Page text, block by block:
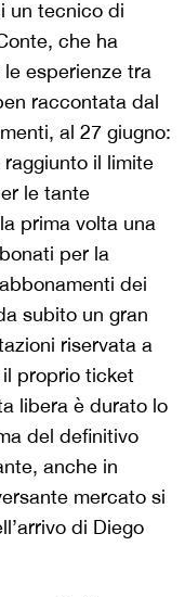
un tecnico di
che ha
esperienze tra
raccontata dal
al 27 giugno:
il limite
le tante
prima volta una
per la
dei
subito un gran
riservata a
proprio ticket
libera è durato lo
del definitivo
anche in
mercato si
di Diego